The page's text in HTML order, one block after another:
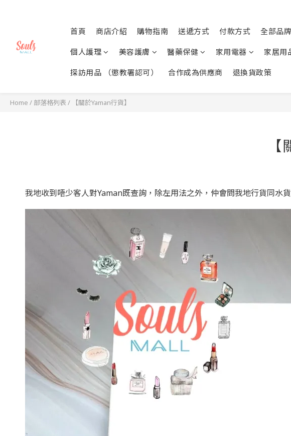
首頁 商店介紹 購物指南 送遞方式 付款方式 全部品牌
個人護理 美容護膚 醫藥保健 家用電器 家居用
探訪用品 （懲教署認可） 合作成為供應商 退換貨政策
Home / 部落格列表 / 【關於Yaman行貨】
我地收到唔少客人對Yaman既查詢，除左用法之外，仲會問我地行貨同水